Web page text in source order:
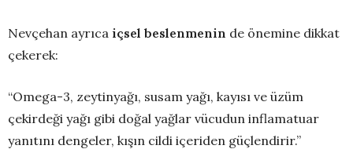
Nevçehan ayrıca içsel beslenmenin de önemine dikkat
çekerek:
“Omega-3, zeytinyağı, susam yağı, kayısı ve üzüm
çekirdeği yağı gibi doğal yağlar vücudun inflamatuar
yanıtını dengeler, kışın cildi içeriden güçlendirir.”